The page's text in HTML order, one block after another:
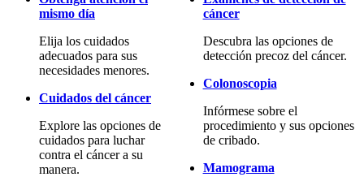
mismo día
Elija los cuidados
adecuados para sus
necesidades menores.
Cuidados del cáncer
Explore las opciones de
cuidados para luchar
contra el cáncer a su
manera.
cáncer
Descubra las opciones de
detección precoz del cáncer.
Colonoscopia
Infórmese sobre el
procedimiento y sus opciones
de cribado.
Mamograma